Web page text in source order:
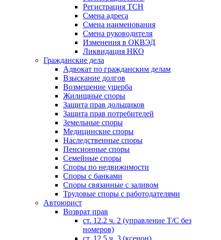
Регистрация ТСН
Смена адреса
Смена наименования
Смена руководителя
Изменения в ОКВЭД
Ликвидация НКО
Гражданские дела
Адвокат по гражданским делам
Взыскание долгов
Возмещение ущерба
Жилищные споры
Защита прав дольщиков
Защита прав потребителей
Земельные споры
Медицинские споры
Наследственные споры
Пенсионные споры
Семейные споры
Cпоры по недвижимости
Споры с банками
Споры связанные с заливом
Трудовые споры с работодателями
Автоюрист
Возврат прав
ст. 12.2 ч. 2 (управление Т/С без
номеров)
ст. 12.5 ч. 3 (ксенон)